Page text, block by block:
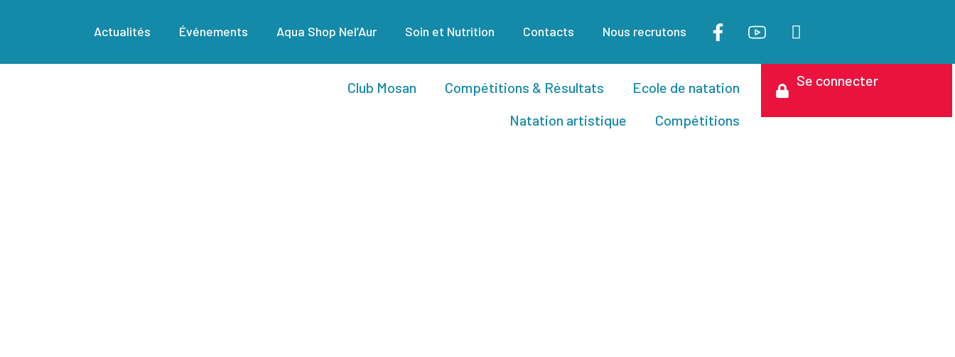
Actualités Événements Aqua Shop Nel’Aur Soin et Nutrition Contacts Nous recrutons
Club Mosan Compétitions & Résultats
Ecole de natation
Natation artistique
Compétitions
Se connecter